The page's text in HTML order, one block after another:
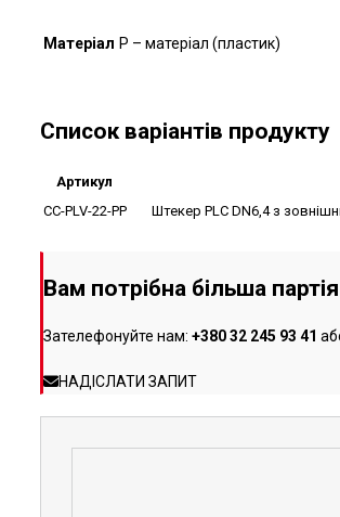
Матеріал P – матеріал (пластик)
Список варіантів продукту
Артикул
CC-PLV-22-PP
Штекер PLC DN6,4 з
Вам потрібна більша
Зателефонуйте нам: +380 32 245 93 41
НАДІСЛАТИ ЗАПИТ